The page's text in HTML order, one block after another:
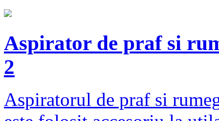
Aspirator de praf si
2
Aspiratorul de praf si